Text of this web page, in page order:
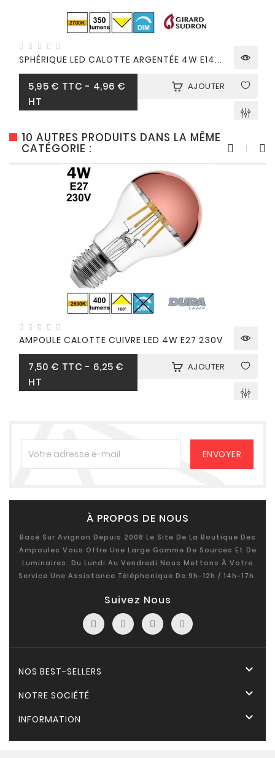
SPHÉRIQUE LED CALOTTE ARGENTÉE 4W E14...
5,95 € Prix
TTC - 4,96 €
HT
AJOUTER
10 AUTRES PRODUITS DANS LA MÊME
CATÉGORIE :
AMPOULE CALOTTE CUIVRE LED 4W E27 230V
7,50 € Prix
TTC - 6,25 €
HT
AJOUTER
À PROPOS DE NOUS
Basé Sur Avignon Depuis 2008 Le Site De La Boutique Des
Ampoules Vous Offre Une Large Gamme De Sources Et De
Luminaires. Du Lundi Au Vendredi Nous Mettons À Votre
Service Une Assistance Téléphonique De 9h-12h / 14h-17h.
Suivez Nous
NOS BEST-SELLERS 
NOTRE SOCIÉTÉ 
INFORMATION 